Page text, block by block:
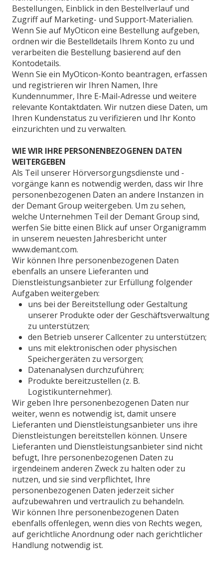
Bestellungen, Einblick in den Bestellverlauf und
Zugriff auf Marketing- und Support-Materialien.
Wenn Sie auf MyOticon eine Bestellung aufgeben,
ordnen wir die Bestelldetails Ihrem Konto zu und
verarbeiten die Bestellung basierend auf den
Kontodetails.
Wenn Sie ein MyOticon-Konto beantragen, erfassen
und registrieren wir Ihren Namen, Ihre
Kundennummer, Ihre E-Mail-Adresse und weitere
relevante Kontaktdaten. Wir nutzen diese Daten, um
Ihren Kundenstatus zu verifizieren und Ihr Konto
einzurichten und zu verwalten.
WIE WIR IHRE PERSONENBEZOGENEN DATEN
WEITERGEBEN
Als Teil unserer Hörversorgungsdienste und -
vorgänge kann es notwendig werden, dass wir Ihre
personenbezogenen Daten an andere Instanzen in
der Demant Group weitergeben. Um zu sehen,
welche Unternehmen Teil der Demant Group sind,
werfen Sie bitte einen Blick auf unser Organigramm
in unserem neuesten Jahresbericht unter
www.demant.com.
Wir können Ihre personenbezogenen Daten
ebenfalls an unsere Lieferanten und
Dienstleistungsanbieter zur Erfüllung folgender
Aufgaben weitergeben:
uns bei der Bereitstellung oder Gestaltung
unserer Produkte oder der Geschäftsverwaltung
zu unterstützen;
den Betrieb unserer Callcenter zu unterstützen;
uns mit elektronischen oder physischen
Speichergeräten zu versorgen;
Datenanalysen durchzuführen;
Produkte bereitzustellen (z. B.
Logistikunternehmer).
Wir geben Ihre personenbezogenen Daten nur
weiter, wenn es notwendig ist, damit unsere
Lieferanten und Dienstleistungsanbieter uns ihre
Dienstleistungen bereitstellen können. Unsere
Lieferanten und Dienstleistungsanbieter sind nicht
befugt, Ihre personenbezogenen Daten zu
irgendeinem anderen Zweck zu halten oder zu
nutzen, und sie sind verpflichtet, Ihre
personenbezogenen Daten jederzeit sicher
aufzubewahren und vertraulich zu behandeln.
Wir können Ihre personenbezogenen Daten
ebenfalls offenlegen, wenn dies von Rechts wegen,
auf gerichtliche Anordnung oder nach gerichtlicher
Handlung notwendig ist.